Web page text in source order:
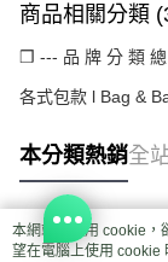
商品相關分類
❒ --- 品 牌 分 類
各式包款 l Bag &
本分類熱銷全
熱門標籤
本網站中使用 cookie，
望在電腦上使用 cookie